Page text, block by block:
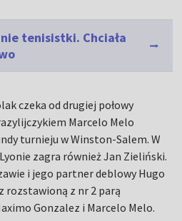
tenisistki. Chciała
czeka od drugiej połowy
Marcelo Melo
turnieju w Winston-Salem. W
zagra również Jan Zieliński.
i jego partner deblowy Hugo
rozstawioną z nr 2 parą
Gonzalez i Marcelo Melo.